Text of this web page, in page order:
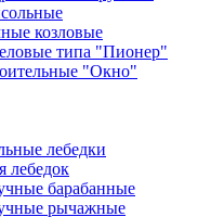
козловые
типа "Пионер"
"Окно"
лебедки
лебедок
барабанные
рычажные